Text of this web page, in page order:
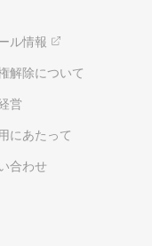
ル情報
解除について
営
にあたって
合わせ